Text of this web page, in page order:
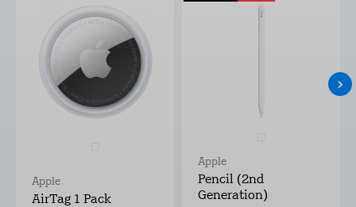
Apple
AirTag 1 Pack
Apple
Pencil (2nd
Generation)